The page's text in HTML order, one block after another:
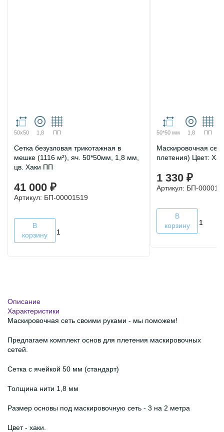
Описание
Характеристики
Маскировочная сеть своими руками - мы поможем!
Предлагаем комплект основ для плетения маскировочных
сетей.
Сетка с ячейкой 50 мм (стандарт)
Толщина нити 1,8 мм
Размер основы под маскировочную сеть - 3 на 2 метра
Цвет - хаки.
50х50 1,8 ПП
Сетка безузловая трикотажная в
мешке (1116 м²), яч. 50*50мм, 1,8 мм,
цв. Хаки ПП
41 000 ₽
Артикул: БП-00001519
В
корзину
50*50 мм 1,8 ПП
Маскировочная
плетения) Цвет:
1 330 ₽
Артикул: БП-
В
корзину